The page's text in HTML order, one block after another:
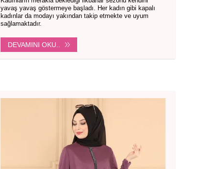
yavaş yavaş göstermeye başladı. Her kadın gibi kapalı
kadınlar da modayı yakından takip etmekte ve uyum
sağlamaktadır.
DEVAMINI OKU..